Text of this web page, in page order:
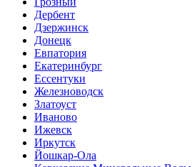
Дербент
Дзержинск
Донецк
Евпатория
Екатеринбург
Ессентуки
Железноводск
Златоуст
Иваново
Ижевск
Иркутск
Йошкар-Ола